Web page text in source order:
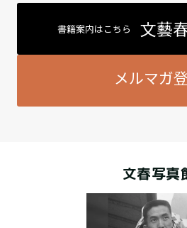
書籍案内はこちら 文藝
メルマガ
文春写真